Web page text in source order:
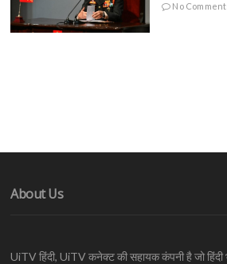
No
About Us
UiTV हिंदी, UiTV कनेक्ट की सहायक कंपनी है जो हिंदी